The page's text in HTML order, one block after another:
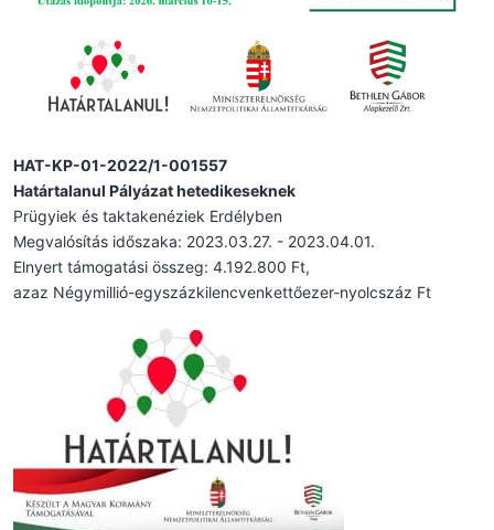
HAT-KP-01-2022/1-001557
Határtalanul Pályázat hetedikeseknek
Prügyiek és taktakenéziek Erdélyben
Megvalósítás időszaka: 2023.03.27. - 2023.04.01.
Elnyert támogatási összeg: 4.192.800 Ft,
azaz Négymillió-egyszázkilencvenkettőezer-nyolcszáz Ft